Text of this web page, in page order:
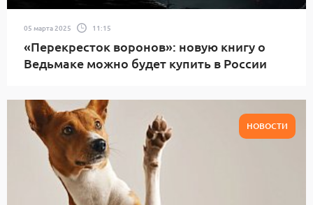
05 марта 2025 11:15
«Перекресток воронов»: новую книгу о
Ведьмаке можно будет купить в России
НОВОСТИ